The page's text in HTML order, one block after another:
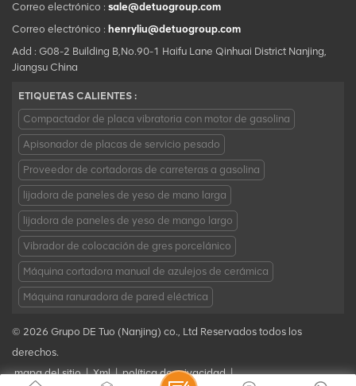
Correo electrónico : sale@detuogroup.com
Correo electrónico : henryliu@detuogroup.com
Add : G08-2 Building B,No.90-1 Haifu Lane Qinhuai District Nanjing,
Jiangsu China
ETIQUETAS CALIENTES :
Compactador de placa vibratoria con motor de gasolina
Apisonador de placas de servicio pesado
Proveedor de cortadoras de carreteras a gasolina
lijadora de paneles de yeso de mano larga
lijadora de paneles de yeso de mango largo
Vibrador de colocación de gres porcelánico
Máquina cortadora manual de azulejos de cerámica
Máquina ranuradora de pared eléctrica
© 2026 Grupo DE Tuo (Nanjing) co., Ltd Reservados todos los
derechos.
mapa del sitio | Xml | política de privacidad |